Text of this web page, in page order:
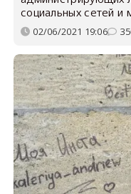
социальных сетей
02/06/2021 19:06 35